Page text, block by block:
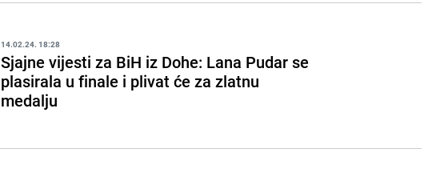
14.02.24. 18:28
Sjajne vijesti za BiH iz Dohe: Lana Pudar se
plasirala u finale i plivat će za zlatnu
medalju